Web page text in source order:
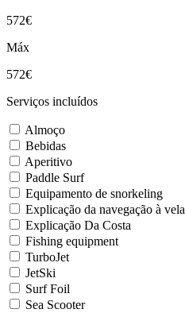
572€
Máx
572€
Serviços incluídos
Almoço
Bebidas
Aperitivo
Paddle Surf
Equipamento de snorkeling
Explicação da navegação à vela
Explicação Da Costa
Fishing equipment
TurboJet
JetSki
Surf Foil
Sea Scooter